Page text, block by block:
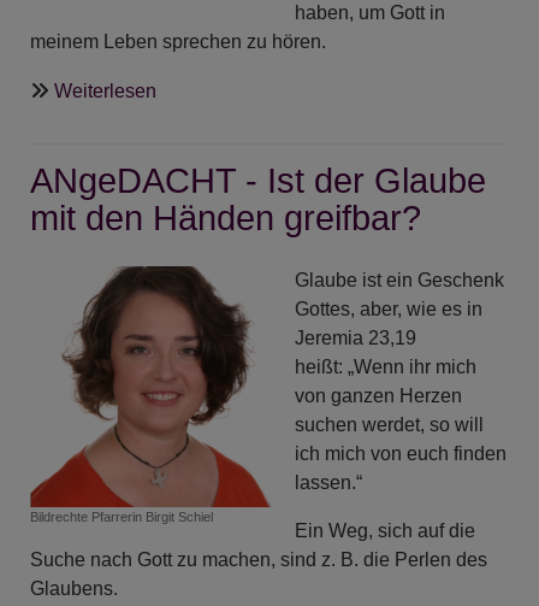
haben, um Gott in
meinem Leben sprechen zu hören.
Weiterlesen
Perlen
der
Stille
-
Teil
ANgeDACHT - Ist der Glaube
mit den Händen greifbar?
Bildrechte Pfarrerin Birgit Schiel
Glaube ist ein Geschenk
Gottes, aber, wie es in
Jeremia 23,19
heißt: „Wenn ihr mich
von ganzen Herzen
suchen werdet, so will
ich mich von euch finden
lassen.“
Ein Weg, sich auf die
Suche nach Gott zu machen, sind z. B. die Perlen des
Glaubens.